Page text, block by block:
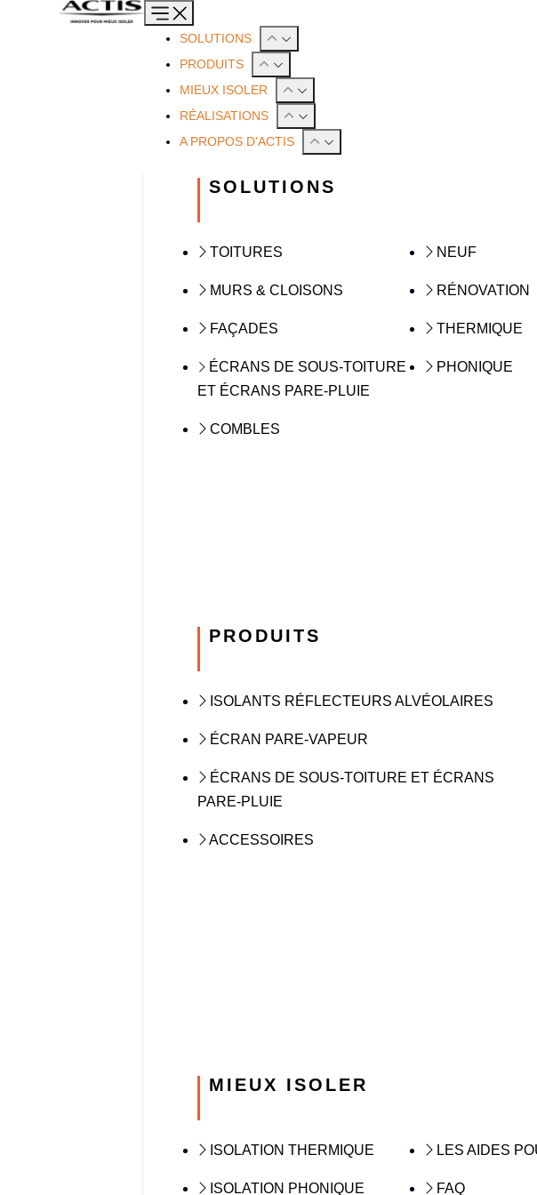
SOLUTIONS
PRODUITS
MIEUX ISOLER
RÉALISATIONS
A PROPOS D'ACTIS
SOLUTIONS
TOITURES
MURS & CLOISONS
FAÇADES
ÉCRANS DE SOUS-TOITURE
ET ÉCRANS PARE-PLUIE
COMBLES
NEUF
RÉNOVATION
THERMIQUE
PHONIQUE
PRODUITS
ISOLANTS RÉFLECTEURS ALVÉOLAIRES
ÉCRAN PARE-VAPEUR
ÉCRANS DE SOUS-TOITURE ET ÉCRANS
PARE-PLUIE
ACCESSOIRES
MIEUX ISOLER
ISOLATION THERMIQUE
ISOLATION PHONIQUE
LES AIDES
FAQ